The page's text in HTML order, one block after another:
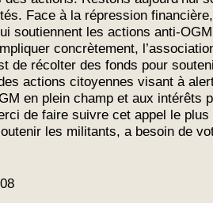
Face à la répression
soutiennent les actions anti-
concrètement,
de récolter des fonds pour
actions citoyennes visant à
en plein champ et aux intérêts
de faire suivre cet appel le
les militants, a besoin de